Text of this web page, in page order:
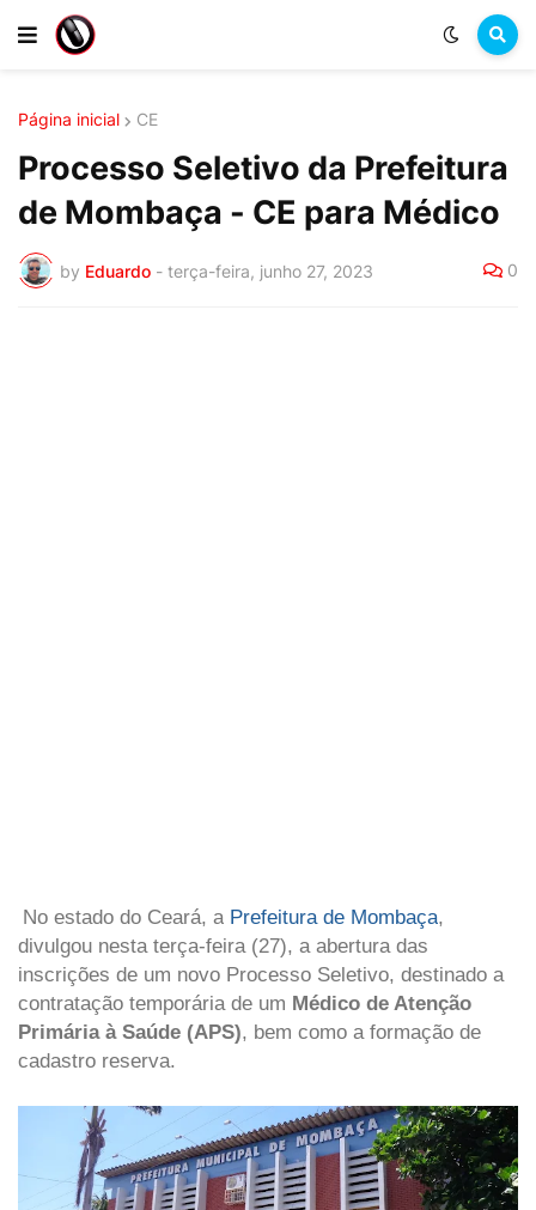
Página inicial CE
Processo Seletivo da Prefeitura
de Mombaça - CE para Médico
by Eduardo - terça-feira, junho 27, 2023 0
No estado do Ceará, a Prefeitura de Mombaça,
divulgou nesta terça-feira (27), a abertura das
inscrições de um novo Processo Seletivo, destinado a
contratação temporária de um Médico de Atenção
Primária à Saúde (APS), bem como a formação de
cadastro reserva.